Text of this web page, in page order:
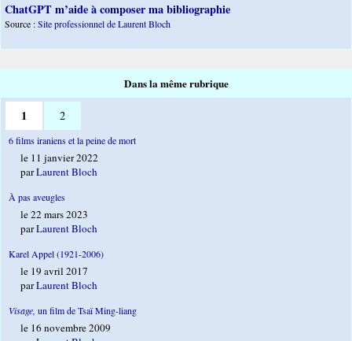
ChatGPT m’aide à composer ma bibliographie
Source :Site professionnel de Laurent Bloch
Dans la même rubrique
1 2
6 films iraniens et la peine de mort
le 11 janvier 2022
parLaurent Bloch
À pas aveugles
le 22 mars 2023
parLaurent Bloch
Karel Appel (1921-2006)
le 19 avril 2017
parLaurent Bloch
Visage, un film de Tsaï Ming-liang
le 16 novembre 2009